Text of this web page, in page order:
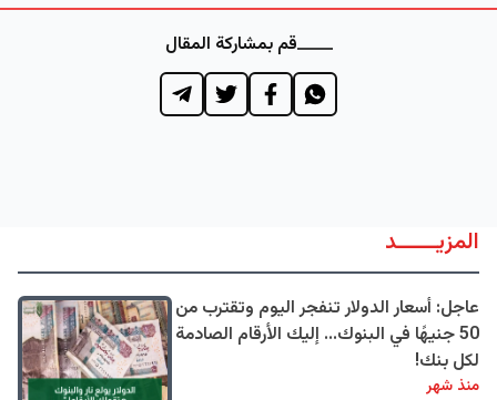
قم بمشاركة المقال
المزيــــــد
عاجل: أسعار الدولار تنفجر اليوم وتقترب من
50 جنيهًا في البنوك... إليك الأرقام الصادمة
لكل بنك!
منذ شهر